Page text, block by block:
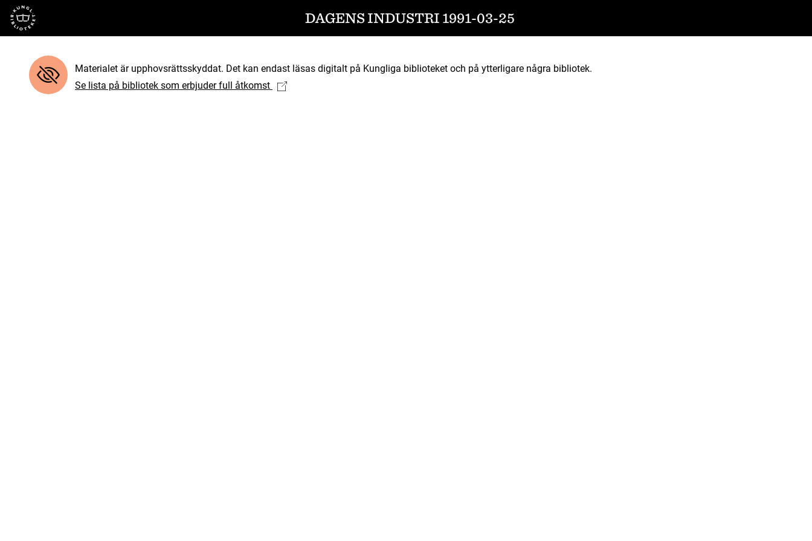
Till startsidan DAGENS INDUSTRI 1991-03-25
Materialet är upphovsrättsskyddat. Det kan endast läsas digitalt på Kungliga biblioteket och på ytterligare några bibliotek.
Se lista på bibliotek som erbjuder full åtkomst